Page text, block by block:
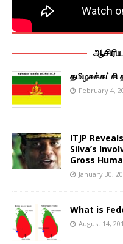
February 4,
ITJP
Silva’s
Gross
January 30,
What is
August 14,